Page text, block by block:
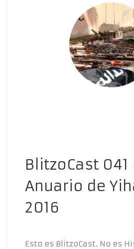
BlitzoCast 041
Anuario de
2016
Esto es BlitzoCast. No es